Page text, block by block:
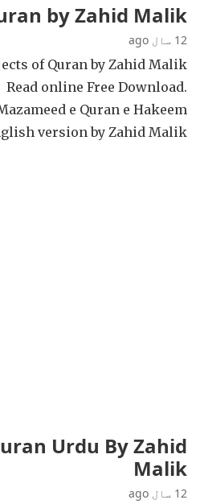
by Zahid Malik
12 سال ago
of Quran by Zahid Malik
Read online Free Download.
e Quran e Hakeem
version by Zahid Malik…
Urdu By Zahid
Malik
12 سال ago